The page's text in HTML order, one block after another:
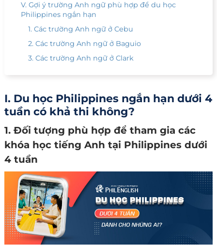
V. Gợi ý trường Anh ngữ phù hợp để du học
Philippines ngắn hạn
1. Các trường Anh ngữ ở Cebu
2. Các trường Anh ngữ ở Baguio
3. Các trường Anh ngữ ở Clark
I. Du học Philippines ngắn hạn dưới 4
tuần có khả thi không?
1. Đối tượng phù hợp để tham gia các
khóa học tiếng Anh tại Philippines dưới
4 tuần